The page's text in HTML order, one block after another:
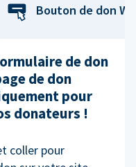
Bouton de don
de don
de don
pour
donateurs !
coller pour